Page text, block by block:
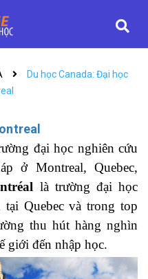
Du học Canada: Đại học
đại học nghiên cứu
ở Montreal, Quebec,
là trường đại học
Quebec và trong top
thu hút hàng nghìn
giới đến nhập học.